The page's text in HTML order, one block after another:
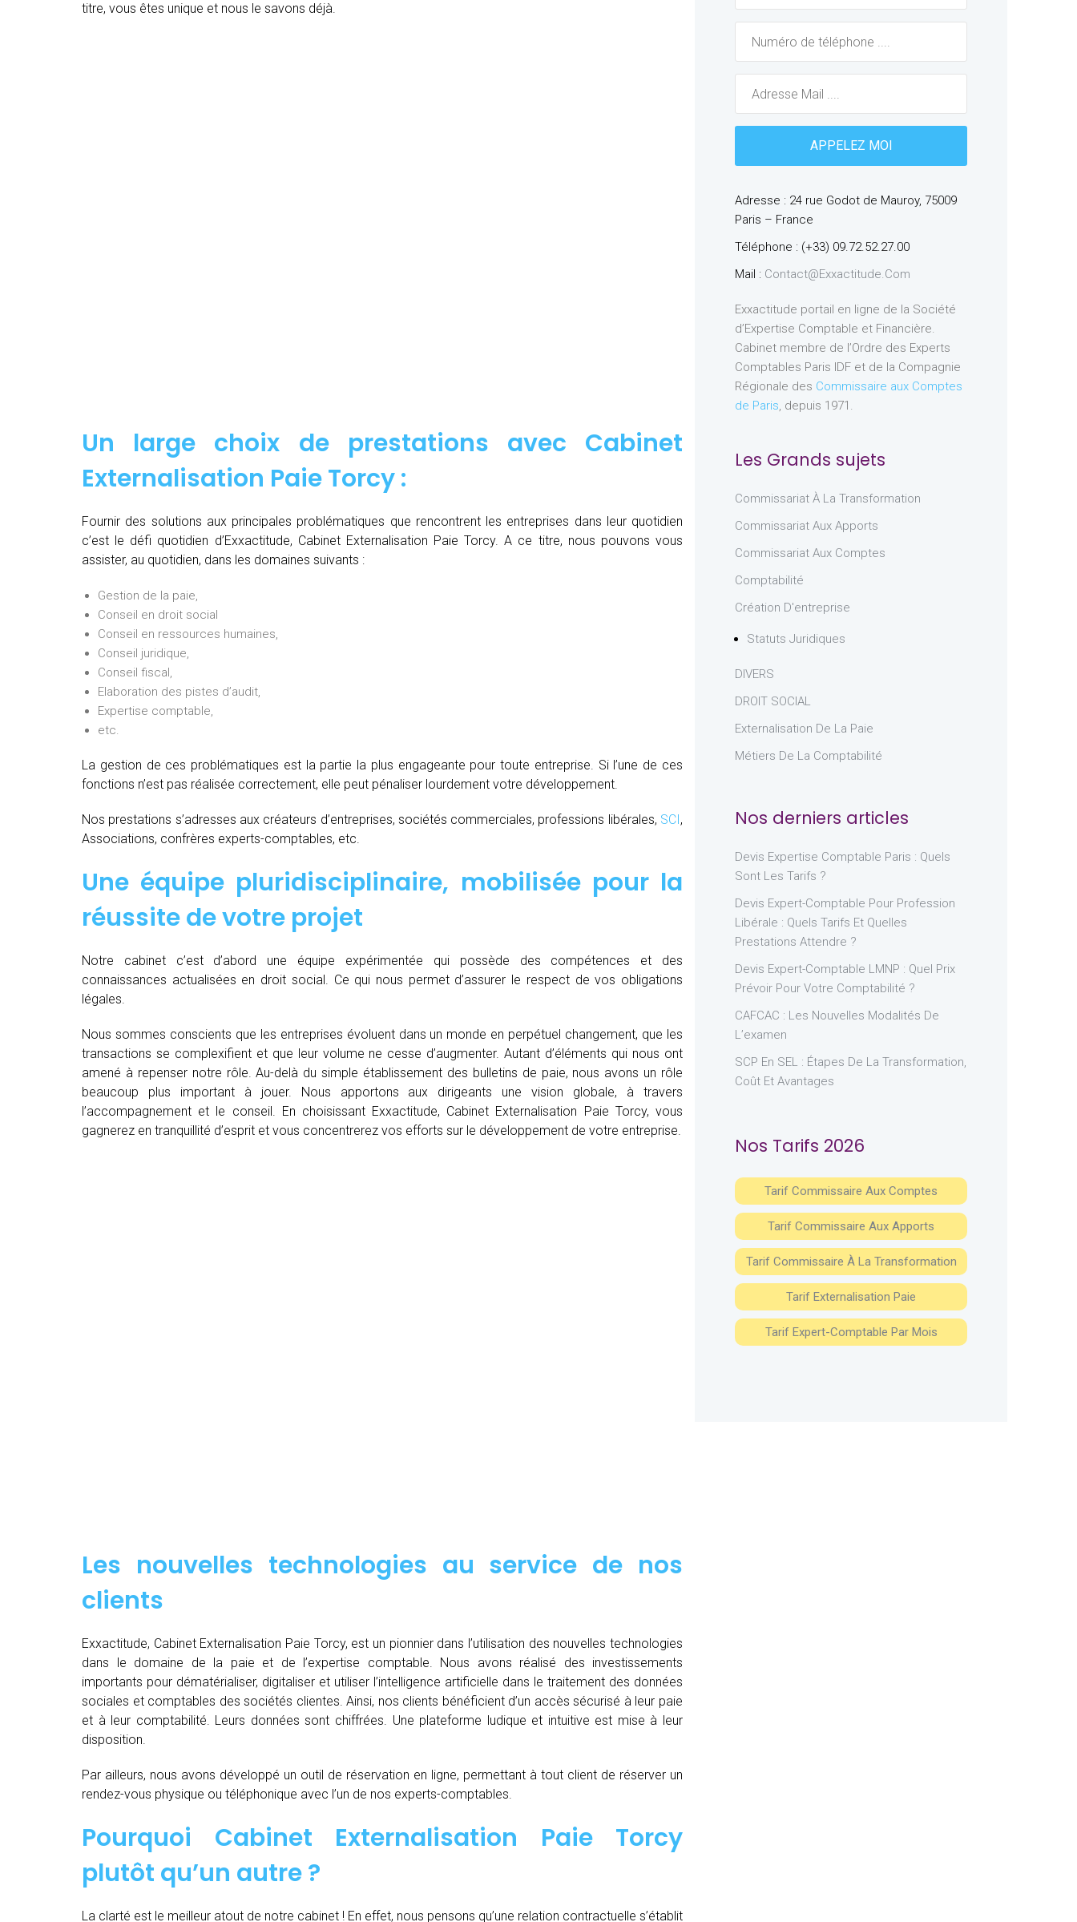
titre, vous êtes unique et nous le savons déjà.
Un large choix de prestations avec Cabinet
Externalisation Paie Torcy :
Fournir des solutions aux principales problématiques que rencontrent les entreprises dans leur quotidien
c’est le défi quotidien d’Exxactitude, Cabinet Externalisation Paie Torcy. A ce titre, nous pouvons vous
assister, au quotidien, dans les domaines suivants :
Gestion de la paie,
Conseil en droit social
Conseil en ressources humaines,
Conseil juridique,
Conseil fiscal,
Elaboration des pistes d’audit,
Expertise comptable,
etc.
La gestion de ces problématiques est la partie la plus engageante pour toute entreprise. Si l’une de ces
fonctions n’est pas réalisée correctement, elle peut pénaliser lourdement votre développement.
Nos prestations s’adresses aux créateurs d’entreprises, sociétés commerciales, professions libérales, SCI,
Associations, confrères experts-comptables, etc.
Une équipe pluridisciplinaire, mobilisée pour la
réussite de votre projet
Notre cabinet c’est d’abord une équipe expérimentée qui possède des compétences et des
connaissances actualisées en droit social. Ce qui nous permet d’assurer le respect de vos obligations
légales.
Nous sommes conscients que les entreprises évoluent dans un monde en perpétuel changement, que les
transactions se complexifient et que leur volume ne cesse d’augmenter. Autant d’éléments qui nous ont
amené à repenser notre rôle. Au-delà du simple établissement des bulletins de paie, nous avons un rôle
beaucoup plus important à jouer. Nous apportons aux dirigeants une vision globale, à travers
l’accompagnement et le conseil. En choisissant Exxactitude, Cabinet Externalisation Paie Torcy, vous
gagnerez en tranquillité d’esprit et vous concentrerez vos efforts sur le développement de votre entreprise.
Les nouvelles technologies au service de nos
clients
Exxactitude, Cabinet Externalisation Paie Torcy, est un pionnier dans l’utilisation des nouvelles technologies
dans le domaine de la paie et de l’expertise comptable. Nous avons réalisé des investissements
importants pour dématérialiser, digitaliser et utiliser l’intelligence artificielle dans le traitement des données
sociales et comptables des sociétés clientes. Ainsi, nos clients bénéficient d’un accès sécurisé à leur paie
et à leur comptabilité. Leurs données sont chiffrées. Une plateforme ludique et intuitive est mise à leur
disposition.
Par ailleurs, nous avons développé un outil de réservation en ligne, permettant à tout client de réserver un
rendez-vous physique ou téléphonique avec l’un de nos experts-comptables.
Pourquoi Cabinet Externalisation Paie Torcy
plutôt qu’un autre ?
La clarté est le meilleur atout de notre cabinet ! En effet, nous pensons qu’une relation contractuelle s’établit
Adresse : 24 rue Godot de Mauroy, 75009
Paris – France
Téléphone : (+33) 09.72.52.27.00
Mail : Contact@exxactitude.com
Exxactitude portail en ligne de la Société
d’Expertise Comptable et Financière.
Cabinet membre de l’Ordre des Experts
Comptables Paris IDF et de la Compagnie
Régionale des Commissaire aux Comptes
de Paris, depuis 1971.
Les Grands sujets
Commissariat À La Transformation
Commissariat Aux Apports
Commissariat Aux Comptes
Comptabilité
Création D'entreprise
Statuts Juridiques
DIVERS
DROIT SOCIAL
Externalisation De La Paie
Métiers De La Comptabilité
Nos derniers articles
Devis Expertise Comptable Paris : Quels
Sont Les Tarifs ?
Devis Expert-Comptable Pour Profession
Libérale : Quels Tarifs Et Quelles
Prestations Attendre ?
Devis Expert-Comptable LMNP : Quel Prix
Prévoir Pour Votre Comptabilité ?
CAFCAC : Les Nouvelles Modalités De
L’examen
SCP En SEL : Étapes De La Transformation,
Coût Et Avantages
Nos Tarifs 2026
Tarif Commissaire Aux Comptes
Tarif Commissaire Aux Apports
Tarif Commissaire À La Transformation
Tarif Externalisation Paie
Tarif Expert-Comptable Par Mois